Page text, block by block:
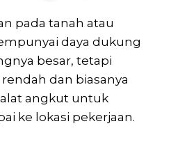
pada tanah atau
daya dukung
besar, tetapi
dan biasanya
angkut untuk
ke lokasi pekerjaan.